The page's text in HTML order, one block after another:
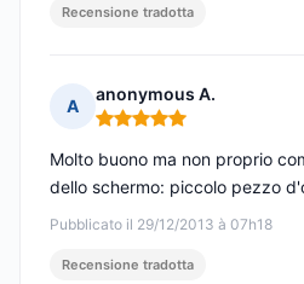
Recensione tradotta
A
anonymous A.
Nota: 5 su 5
Pubblicato il 29/12/2013 à 07h18
Molto buono ma non proprio
dello schermo: piccolo pezzo
Recensione tradotta